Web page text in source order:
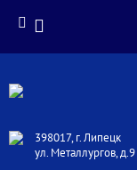
398017, г. Липецк
ул. Металлургов, д.9